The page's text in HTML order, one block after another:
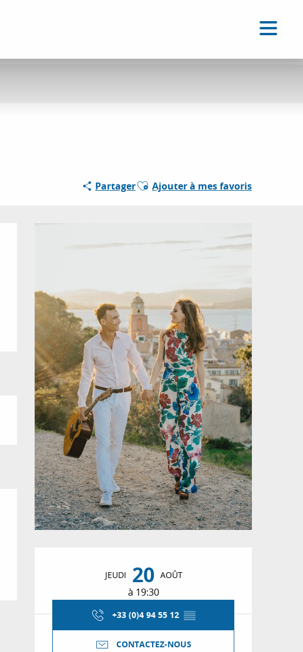
PartagerAjouter aux favoris
Ajouter à mes favoris
Ouverture et
JEUDI 20 AOÛT
à 19:30
+33 (0)4 94 55 12 ▒▒
CONTACTEZ-NOUS